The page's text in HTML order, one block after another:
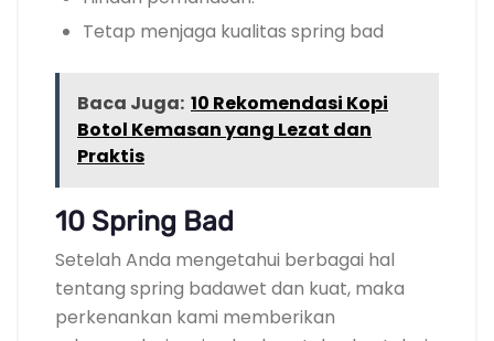
Tetap menjaga kualitas spring bad
Baca Juga: 10 Rekomendasi Kopi
Botol Kemasan yang Lezat dan
Praktis
10 Spring Bad
Setelah Anda mengetahui berbagai hal
tentang spring badawet dan kuat, maka
perkenankan kami memberikan